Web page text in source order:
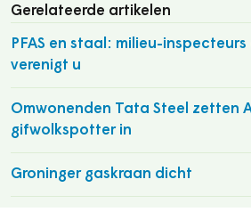
Gerelateerde artikelen
PFAS en staal: milieu-
verenigt u
Omwonenden Tata Steel zetten
gifwolkspotter in
Groninger gaskraan dicht